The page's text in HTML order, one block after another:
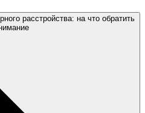
расстройства: на что обратить